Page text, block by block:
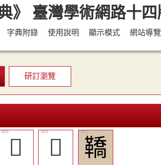
字典附錄 使用說明 顯示模式 網站導覽
研訂瀏覽
𩌚 󲹬 鞽